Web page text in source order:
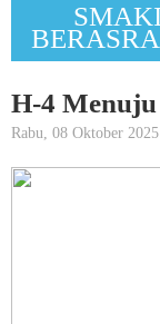
H-4
Rabu, 08 Oktober